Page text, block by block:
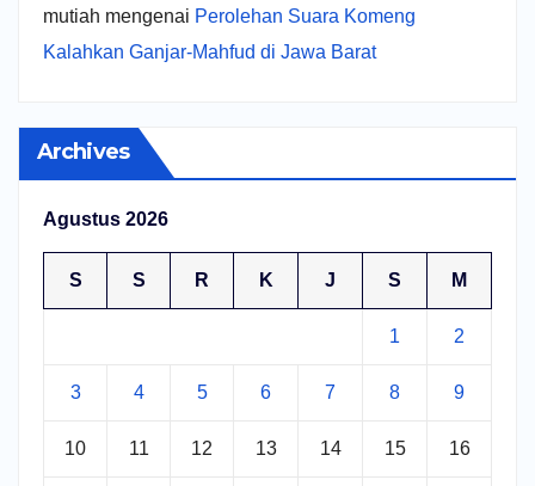
mutiah mengenai Perolehan Suara Komeng
Kalahkan Ganjar-Mahfud di Jawa Barat
Archives
Agustus 2026
S S R K J S M
1 2
3 4 5 6 7 8 9
10 11 12 13 14 15 16